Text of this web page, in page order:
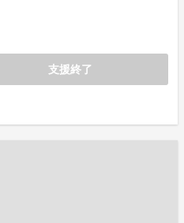
支援終了
年6月21日